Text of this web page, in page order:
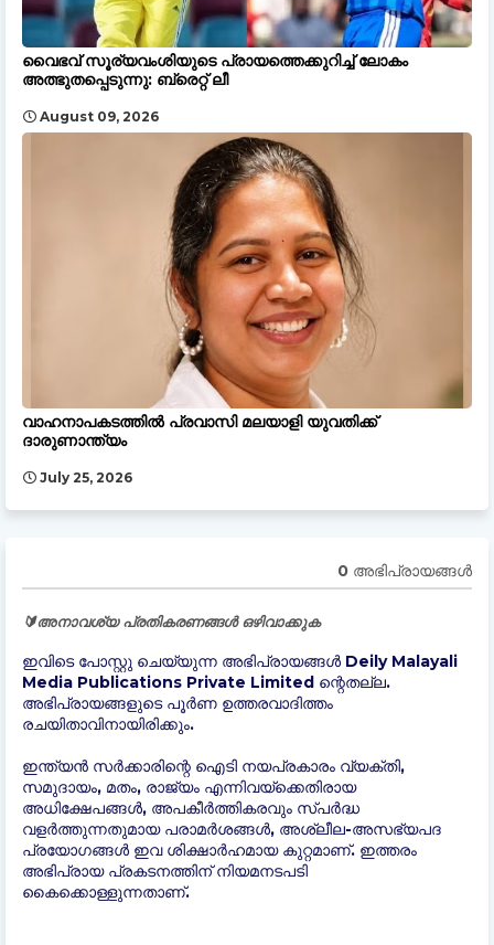
വൈഭവ് സൂര്യവംശിയുടെ പ്രായത്തെക്കുറിച്ച് ലോകം
അത്ഭുതപ്പെടുന്നു: ബ്രെറ്റ് ലീ
August 09, 2026
വാഹനാപകടത്തിൽ പ്രവാസി മലയാളി യുവതിക്ക്
ദാരുണാന്ത്യം
July 25, 2026
0 അഭിപ്രായങ്ങള്‍
🔰അനാവശ്യ പ്രതികരണങ്ങൾ ഒഴിവാക്കുക
ഇവിടെ പോസ്റ്റു ചെയ്യുന്ന അഭിപ്രായങ്ങൾ Deily Malayali
Media Publications Private Limited ന്റെതല്ല.
അഭിപ്രായങ്ങളുടെ പൂർണ ഉത്തരവാദിത്തം
രചയിതാവിനായിരിക്കും.
ഇന്ത്യന്‍ സർക്കാരിന്റെ ഐടി നയപ്രകാരം വ്യക്തി,
സമുദായം, മതം, രാജ്യം എന്നിവയ്ക്കെതിരായ
അധിക്ഷേപങ്ങൾ, അപകീർത്തികരവും സ്പർദ്ധ
വളർത്തുന്നതുമായ പരാമർശങ്ങൾ, അശ്ലീല-അസഭ്യപദ
പ്രയോഗങ്ങൾ ഇവ ശിക്ഷാർഹമായ കുറ്റമാണ്. ഇത്തരം
അഭിപ്രായ പ്രകടനത്തിന് നിയമനടപടി
കൈക്കൊള്ളുന്നതാണ്.